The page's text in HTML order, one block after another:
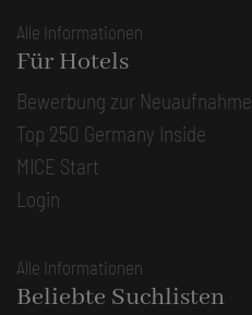
Alle Informationen
Für Hotels
Bewerbung zur Neuaufnahme
Top 250 Germany Inside
MICE Start
Login
Alle Informationen
Beliebte Suchlisten